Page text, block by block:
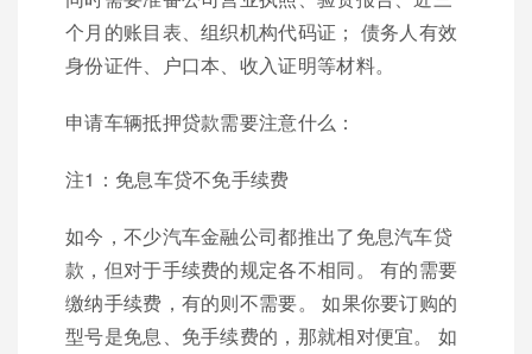
个月的账目表、组织机构代码证； 债务人有效
身份证件、户口本、收入证明等材料。
申请车辆抵押贷款需要注意什么：
注1：免息车贷不免手续费
如今，不少汽车金融公司都推出了免息汽车贷
款，但对于手续费的规定各不相同。 有的需要
缴纳手续费，有的则不需要。 如果你要订购的
型号是免息、免手续费的，那就相对便宜。 如